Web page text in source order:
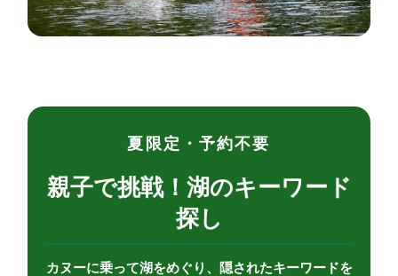
夏限定・予約不要
親子で挑戦！湖のキーワード
探し
カヌーに乗って湖をめぐり、隠されたキーワードを